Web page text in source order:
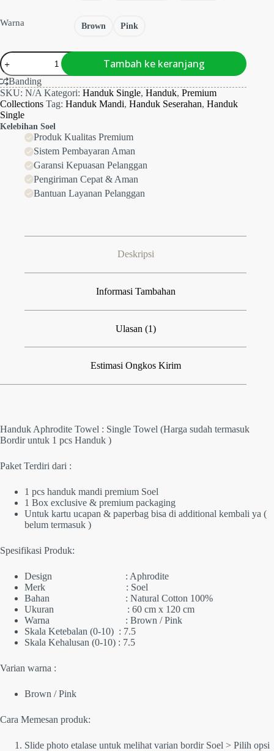
Warna Brown Pink
Kuantitas
Handuk
Single
Aphrodite
Towel
(
Premium
Single
Tambah ke keranjang
Banding
SKU: N/A Kategori: Handuk Single, Handuk, Premium
Collections Tag: Handuk Mandi, Handuk Seserahan, Handuk
Single
Kelebihan Soel
Produk Kualitas Premium
Sistem Pembayaran Aman
Garansi Kepuasan Pelanggan
Pengiriman Cepat & Aman
Bantuan Layanan Pelanggan
Deskripsi
Informasi Tambahan
Ulasan (1)
Estimasi Ongkos Kirim
Handuk Aphrodite Towel : Single Towel (Harga sudah termasuk
Bordir untuk 1 pcs Handuk )
Paket Terdiri dari :
1 pcs handuk mandi premium Soel
1 Box exclusive & premium packaging
Untuk kartu ucapan & paperbag bisa di additional kembali ya (
belum termasuk )
Spesifikasi Produk:
Design : Aphrodite
Merk : Soel
Bahan : Natural Cotton 100%
Ukuran : 60 cm x 120 cm
Warna : Brown / Pink
Skala Ketebalan (0-10) : 7.5
Skala Kehalusan (0-10) : 7.5
Varian warna :
Brown / Pink
Cara Memesan produk:
Slide photo etalase untuk melihat varian bordir Soel > Pilih opsi